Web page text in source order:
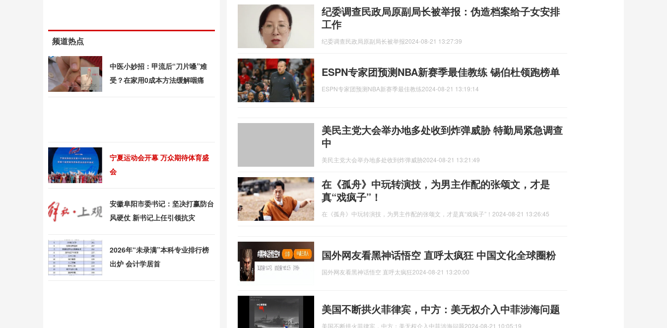
纪委调查民政局原副局长被举报：伪造档案给子女安排
工作
纪委调查民政局原副局长被举报2024-08-21 13:27:39
ESPN专家团预测NBA新赛季最佳教练 锡伯杜领跑榜单
ESPN专家团预测NBA新赛季最佳教练2024-08-21 13:19:14
美民主党大会举办地多处收到炸弹威胁 特勤局紧急调查
中
美民主党大会举办地多处收到炸弹威胁2024-08-21 13:21:49
在《孤舟》中玩转演技，为男主作配的张颂文，才是
真“戏疯子”！
在《孤舟》中玩转演技，为男主作配的张颂文，才是真“戏疯子”！ 2024-08-21 13:26:45
国外网友看黑神话悟空 直呼太疯狂 中国文化全球圈粉
国外网友看黑神话悟空 直呼太疯狂2024-08-21 13:20:00
美国不断拱火菲律宾，中方：美无权介入中菲涉海问题
美国不断拱火菲律宾，中方：美无权介入中菲涉海问题2024-08-21 10:05:19
频道热点
中医小妙招：甲流后“刀片嗓”难
受？在家用0成本方法缓解咽痛
宁夏运动会开幕 万众期待体育盛
会
安徽阜阳市委书记：坚决打赢防台
风硬仗 新书记上任引领抗灾
2026年“未录满”本科专业排行榜
出炉 会计学居首